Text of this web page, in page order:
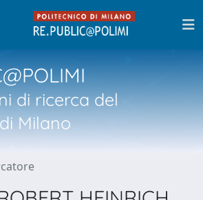
di ricerca del
Milano